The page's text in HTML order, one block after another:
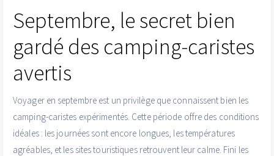
Septembre, le secret bien
gardé des camping-caristes
avertis
Voyager en septembre est un privilège que connaissent bien les
camping-caristes expérimentés. Cette période offre des conditions
idéales : les journées sont encore longues, les températures
agréables, et les sites touristiques retrouvent leur calme. Fini les